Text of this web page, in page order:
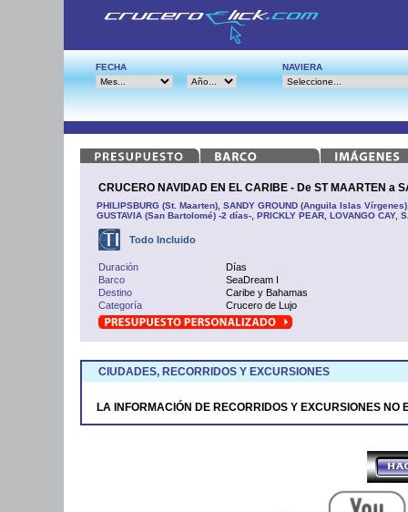
FECHA NAVIERA
CRUCERO NAVIDAD EN EL CARIBE - De ST MAARTEN a
PHILIPSBURG (St. Maarten), SANDY GROUND (Anguila Islas
GUSTAVIA (San Bartolomé) -2 días-, PRICKLY PEAR, LOVANGO CAY,
Todo Incluido
Duración
Días
Barco
SeaDream I
Destino
Caribe y Bahamas
Categoría
Crucero de Lujo
CIUDADES, RECORRIDOS Y EXCURSIONES
LA INFORMACIÓN DE RECORRIDOS Y EXCURSIONES NO